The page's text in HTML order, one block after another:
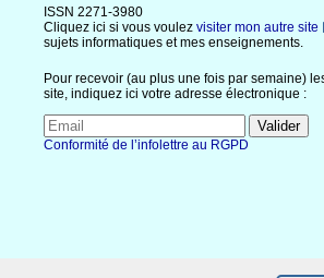
ISSN 2271-3980
Cliquez ici si vous voulez visiter mon autre site
sujets informatiques et mes enseignements.
Pour recevoir (au plus une fois par semaine)
site, indiquez ici votre adresse électronique :
Conformité de l’infolettre au RGPD